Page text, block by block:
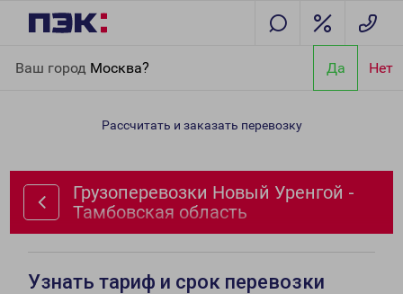
Ваш город Москва? Да Нет
Тамбовская область
Рассчитать и заказать перевозку
Грузоперевозки Новый Уренгой -
Тамбовская область
Узнать тариф и срок перевозки